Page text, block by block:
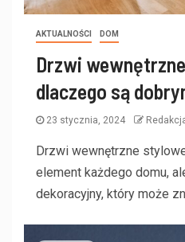
AKTUALNOŚCI DOM
Drzwi
dlaczego są
23 stycznia, 2024
Drzwi wewnętrzne
element każdego domu,
dekoracyjny, który może